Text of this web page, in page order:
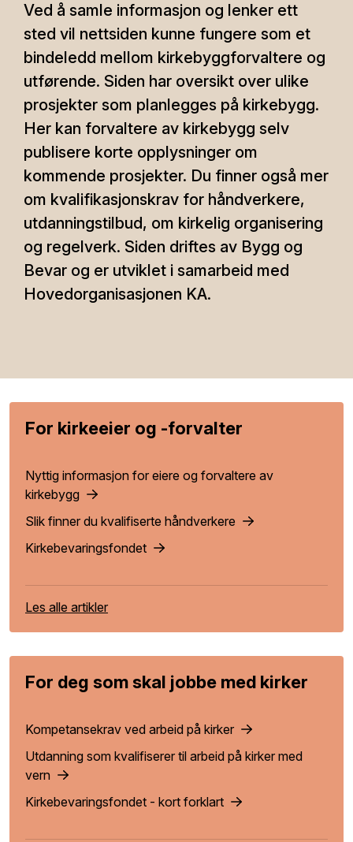
Ved å samle informasjon og lenker ett
sted vil nettsiden kunne fungere som et
bindeledd mellom kirkebyggforvaltere og
utførende. Siden har oversikt over ulike
prosjekter som planlegges på kirkebygg.
Her kan forvaltere av kirkebygg selv
publisere korte opplysninger om
kommende prosjekter. Du finner også mer
om kvalifikasjonskrav for håndverkere,
utdanningstilbud, om kirkelig organisering
og regelverk. Siden driftes av Bygg og
Bevar og er utviklet i samarbeid med
Hovedorganisasjonen KA.
For kirkeeier og -forvalter
Nyttig informasjon for eiere og forvaltere av
kirkebygg
Slik finner du kvalifiserte håndverkere
Kirkebevaringsfondet
Les alle artikler
For deg som skal jobbe med kirker
Kompetansekrav ved arbeid på kirker
Utdanning som kvalifiserer til arbeid på kirker med
vern
Kirkebevaringsfondet - kort forklart